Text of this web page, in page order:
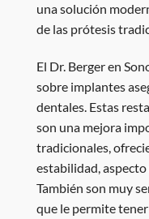
una solución
de las prótesis
El Dr. Berger en
sobre implantes
dentales. Estas
son una mejora
tradicionales,
estabilidad,
También son muy
que le permite